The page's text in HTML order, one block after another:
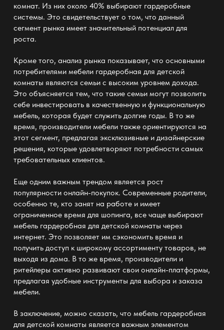
комнат. Из них около 40% выбирают гардеробные
системы. Это свидетельствует о том, что данный
сегмент рынка имеет значительный потенциал для
роста.
Кроме того, анализ рынка показывает, что основными
потребителями мебели гардеробная для детской
комнаты являются семьи с высоким уровнем дохода.
Это объясняется тем, что такие семьи могут позволить
себе инвестировать в качественную и функциональную
мебель, которая будет служить долгие годы. В то же
время, производители мебели также ориентируются на
этот сегмент, предлагая эксклюзивные и дизайнерские
решения, которые удовлетворяют потребности самых
требовательных клиентов.
Еще одним важным трендом является рост
популярности онлайн-покупок. Современные родители,
особенно те, кто занят на работе и имеет
ограниченное время для шопинга, все чаще выбирают
мебель гардеробная для детской комнаты через
интернет. Это позволяет им сэкономить время и
получить доступ к широкому ассортименту товаров, не
выходя из дома. В то же время, производители и
ритейлеры активно развивают свои онлайн-платформы,
предлагая удобные инструменты для выбора и заказа
мебели.
В заключение, можно сказать, что мебель гардеробная
для детской комнаты является важным элементом